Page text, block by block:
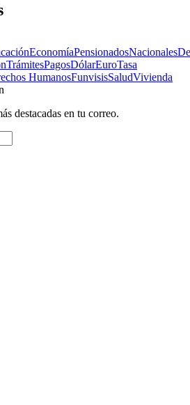
EconomíaPensionadosNacionales
TrámitesPagosDólarEuroTasa
HumanosFunvisisSaludVivienda
destacadas en tu correo.